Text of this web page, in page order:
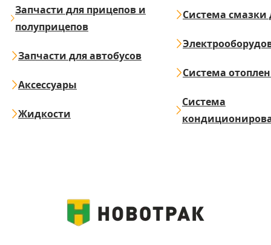
Запчасти для прицепов и
полуприцепов
Запчасти для автобусов
Аксессуары
Жидкости
Система смазки
Система
Система